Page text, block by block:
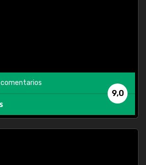
9,0
comentarios